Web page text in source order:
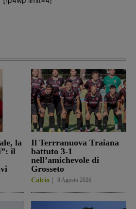
la
il
Il Terrranuova Traiana
battuto 3-1
nell’amichevole di
Grosseto
Calcio 8 Agosto 2026